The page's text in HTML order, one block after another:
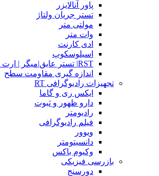
پاور آنالایزر
تستر جریان ولتاژ
مولتی متر
وات متر
ادی کارنت
اسیلوسکوپ
RST| تستر عایق|میگر | ارت سنج
اندازه گیری مقاومت سطح
تجهیزات رادیوگرافی RT
ایکس ری و گاما
دارو ظهور و ثبوت
رادیومتر
فیلم رادیوگرافی
ویوور
دانسیتومتر
وکیوم باکس
بازرسی فیزیکی
دورسنج